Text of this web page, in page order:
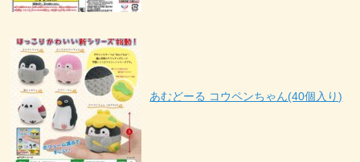
あむどーる コウペンちゃん(40個入り)